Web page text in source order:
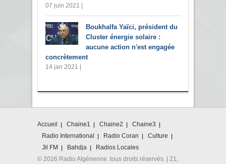
07 juin 2021 |
Boukhalfa Yaïci, président du
Cluster énergie solaire :
aucune action n'est engagée
concrètement
14 jan 2021 |
Accueil Chaine1 Chaine2
Chaine3
Radio International
Radio Coran
Culture
Jil FM
Bahdja
Radios Locales
© 2026 Radio Algérienne. tous droits réservés. | 21,